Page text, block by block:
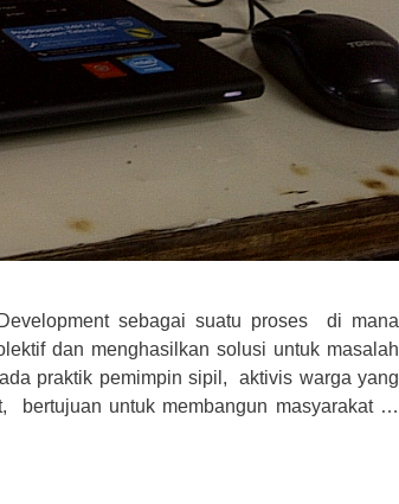
sebagai suatu proses di mana
dan menghasilkan solusi untuk masalah
praktik pemimpin sipil, aktivis warga yang
bertujuan untuk membangun masyarakat …